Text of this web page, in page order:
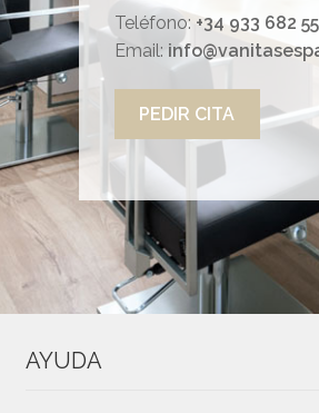
Teléfono: +34 933 682
Email:
PEDIR CITA
AYUDA